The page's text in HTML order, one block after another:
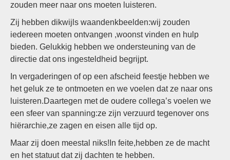
zouden meer naar ons moeten luisteren.
Zij hebben dikwijls waandenkbeelden:wij zouden
iedereen moeten ontvangen ,woonst vinden en hulp
bieden. Gelukkig hebben we ondersteuning van de
directie dat ons ingesteldheid begrijpt.
In vergaderingen of op een afscheid feestje hebben we
het geluk ze te ontmoeten en we voelen dat ze naar ons
luisteren.Daartegen met de oudere collega’s voelen we
een sfeer van spanning:ze zijn verzuurd tegenover ons
hiërarchie,ze zagen en eisen alle tijd op.
Maar zij doen meestal niks!In feite,hebben ze de macht
en het statuut dat zij dachten te hebben.